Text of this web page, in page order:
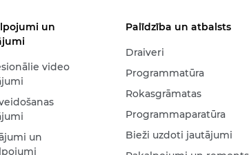
un
video
un
Palīdzība un atbalsts
Draiveri
Programmatūra
Rokasgrāmatas
Programmaparatūra
Bieži uzdoti jautājumi